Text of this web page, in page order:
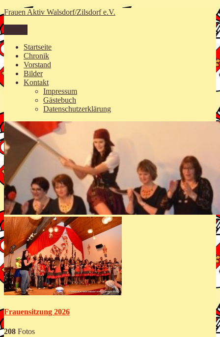
Zum
springen
Frauen Aktiv Walsdorf/Zilsdorf e.V.
Startseite
Chronik
Vorstand
Bilder
Kontakt
Impressum
Gästebuch
Datenschutzerklärung
Frauensitzung 2026
208 Fotos